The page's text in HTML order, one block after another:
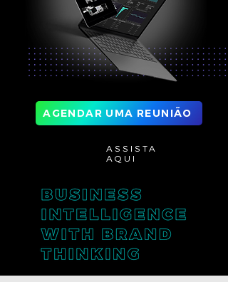
AGENDAR UMA REUNIÃO
ASSISTA
AQUI